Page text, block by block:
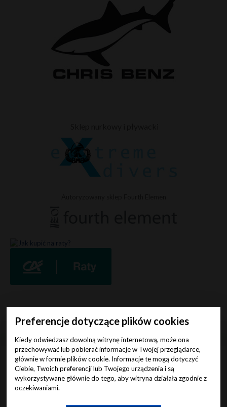
Preferencje dotyczące plików cookies
Kiedy odwiedzasz dowolną witrynę internetową, może ona
przechowywać lub pobierać informacje w Twojej przeglądarce,
głównie w formie plików cookie. Informacje te mogą dotyczyć
Ciebie, Twoich preferencji lub Twojego urządzenia i są
wykorzystywane głównie do tego, aby witryna działała zgodnie z
oczekiwaniami.
Opinienaszych Klientów